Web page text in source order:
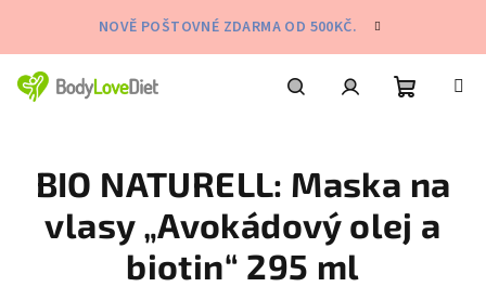
obsah
NOVĚ POŠTOVNÉ ZDARMA OD 500KČ.
košík
BIO NATURELL: Maska na
vlasy „Avokádový olej a
biotin“ 295 ml